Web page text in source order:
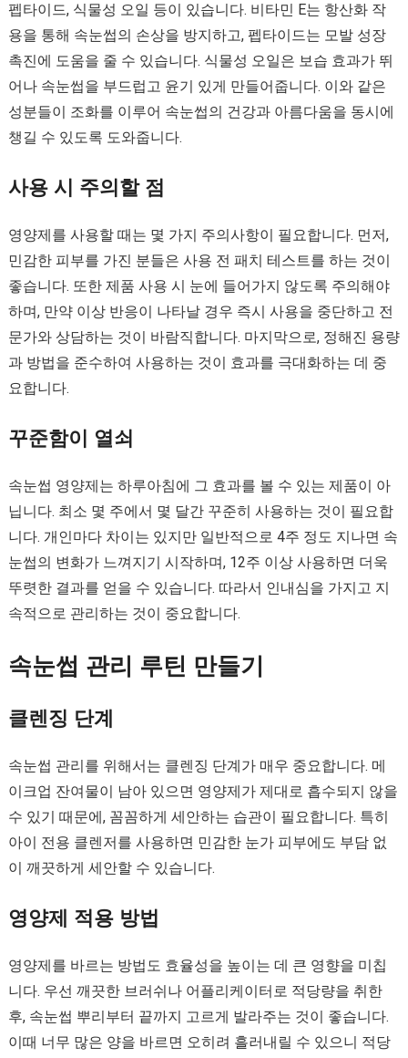
펩타이드, 식물성 오일 등이 있습니다. 비타민 E는 항산화 작
용을 통해 속눈썹의 손상을 방지하고, 펩타이드는 모발 성장
촉진에 도움을 줄 수 있습니다. 식물성 오일은 보습 효과가 뛰
어나 속눈썹을 부드럽고 윤기 있게 만들어줍니다. 이와 같은
성분들이 조화를 이루어 속눈썹의 건강과 아름다움을 동시에
챙길 수 있도록 도와줍니다.
사용 시 주의할 점
영양제를 사용할 때는 몇 가지 주의사항이 필요합니다. 먼저,
민감한 피부를 가진 분들은 사용 전 패치 테스트를 하는 것이
좋습니다. 또한 제품 사용 시 눈에 들어가지 않도록 주의해야
하며, 만약 이상 반응이 나타날 경우 즉시 사용을 중단하고 전
문가와 상담하는 것이 바람직합니다. 마지막으로, 정해진 용량
과 방법을 준수하여 사용하는 것이 효과를 극대화하는 데 중
요합니다.
꾸준함이 열쇠
속눈썹 영양제는 하루아침에 그 효과를 볼 수 있는 제품이 아
닙니다. 최소 몇 주에서 몇 달간 꾸준히 사용하는 것이 필요합
니다. 개인마다 차이는 있지만 일반적으로 4주 정도 지나면 속
눈썹의 변화가 느껴지기 시작하며, 12주 이상 사용하면 더욱
뚜렷한 결과를 얻을 수 있습니다. 따라서 인내심을 가지고 지
속적으로 관리하는 것이 중요합니다.
속눈썹 관리 루틴 만들기
클렌징 단계
속눈썹 관리를 위해서는 클렌징 단계가 매우 중요합니다. 메
이크업 잔여물이 남아 있으면 영양제가 제대로 흡수되지 않을
수 있기 때문에, 꼼꼼하게 세안하는 습관이 필요합니다. 특히
아이 전용 클렌저를 사용하면 민감한 눈가 피부에도 부담 없
이 깨끗하게 세안할 수 있습니다.
영양제 적용 방법
영양제를 바르는 방법도 효율성을 높이는 데 큰 영향을 미칩
니다. 우선 깨끗한 브러쉬나 어플리케이터로 적당량을 취한
후, 속눈썹 뿌리부터 끝까지 고르게 발라주는 것이 좋습니다.
이때 너무 많은 양을 바르면 오히려 흘러내릴 수 있으니 적당